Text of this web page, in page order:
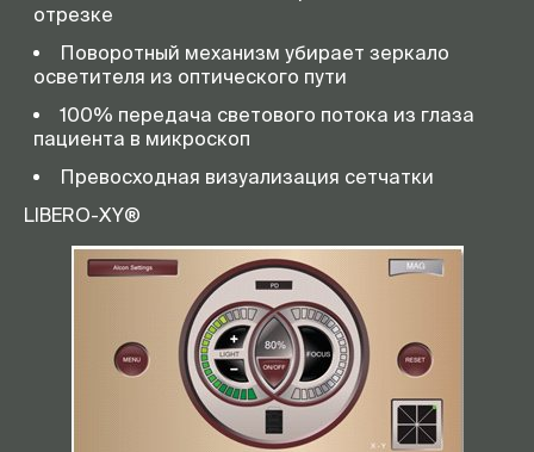
отрезке
Поворотный механизм убирает зеркало
осветителя из оптического пути
100% передача светового потока из глаза
пациента в микроскоп
Превосходная визуализация сетчатки
LIBERO-XY®